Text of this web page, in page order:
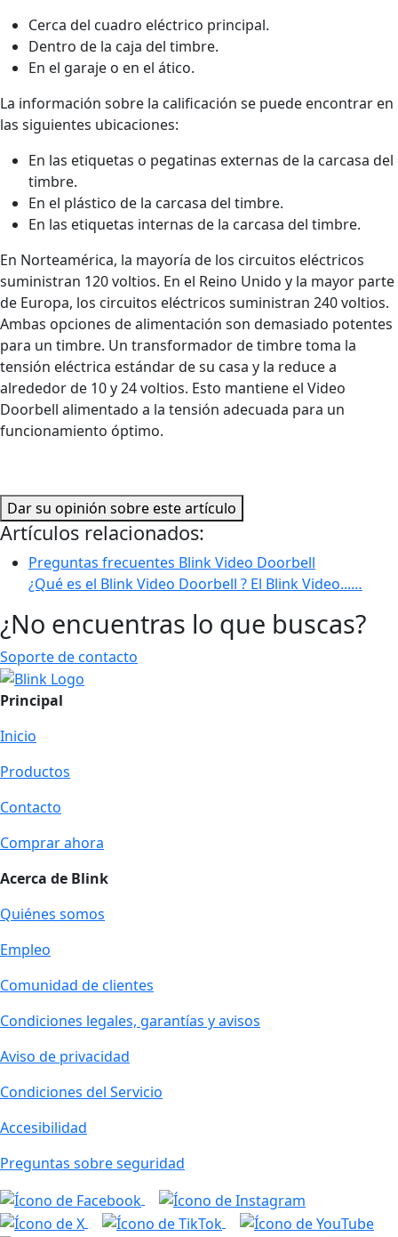
Cerca del cuadro eléctrico principal.
Dentro de la caja del timbre.
En el garaje o en el ático.
La información sobre la calificación se puede encontrar en
las siguientes ubicaciones:
En las etiquetas o pegatinas externas de la carcasa del
timbre.
En el plástico de la carcasa del timbre.
En las etiquetas internas de la carcasa del timbre.
En Norteamérica, la mayoría de los circuitos eléctricos
suministran 120 voltios. En el Reino Unido y la mayor parte
de Europa, los circuitos eléctricos suministran 240 voltios.
Ambas opciones de alimentación son demasiado potentes
para un timbre. Un transformador de timbre toma la
tensión eléctrica estándar de su casa y la reduce a
alrededor de 10 y 24 voltios. Esto mantiene el Video
Doorbell alimentado a la tensión adecuada para un
funcionamiento óptimo.
Dar su opinión sobre este artículo
Artículos relacionados:
Preguntas frecuentes Blink Video Doorbell
¿Qué es el Blink Video Doorbell ? El Blink Video...…
¿No encuentras lo que buscas?
Soporte de contacto
Principal
Inicio
Productos
Contacto
Comprar ahora
Acerca de Blink
Quiénes somos
Empleo
Comunidad de clientes
Condiciones legales, garantías y avisos
Aviso de privacidad
Condiciones del Servicio
Accesibilidad
Preguntas sobre seguridad